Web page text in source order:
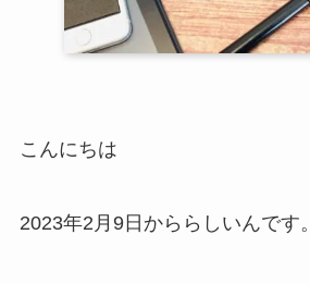
こんにちは
2023年2月9日かららしいんです。